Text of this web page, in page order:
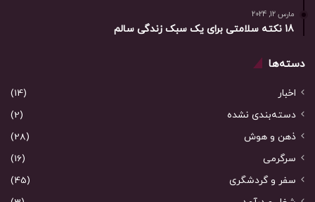
مارس 12, 2024
18 نکته سلامتی برای یک سبک زندگی سالم
دسته‌ها
اخبار
(14)
دسته‌بندی نشده
(2)
ذهن و هوش
(28)
سرگرمی
(16)
سفر و گردشگری
(45)